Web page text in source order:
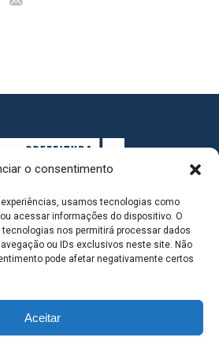
o consentimento
usamos tecnologias como
acessar informações do dispositivo. O
nos permitirá processar dados
ou IDs exclusivos neste site. Não
pode afetar negativamente certos
Aceitar